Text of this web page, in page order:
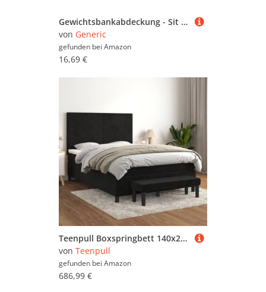
Hochstühle (8.190)
Hängelampen (144.828)
Servierwagen (11.486)
Sitzbänke (271.808)
Sitzhocker (27.776)
Tischwäsche (291.309)
Vitrinen (43.061)
Gewichtsbankabdeckung - Sit -up -Boardabdeckung | Übung Bank Dust Shield | Wasserdichte tragbare Dust Boards Protector | Übungen Trainingsgeräte Fälle für Fitnessbänkesitze
von Generic
gefunden bei Amazon
16,69 €
Teenpull Boxspringbett 140x200 cm Schwarz, Samtstoff, Höhenverstellbares Kopfteil, Taschenfederkernmatratze, Matratzenauflage, Inklusive Bank für Schlafzimmer
von Teenpull
gefunden bei Amazon
686,99 €